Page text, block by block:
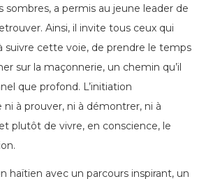
a permis au jeune leader de
Ainsi, il invite tous ceux qui
suivre cette voie, de prendre le temps
sur la maçonnerie, un chemin qu’il
que profond. L’initiation
à prouver, ni à démontrer, ni à
plutôt de vivre, en conscience, le
haïtien avec un parcours inspirant, un